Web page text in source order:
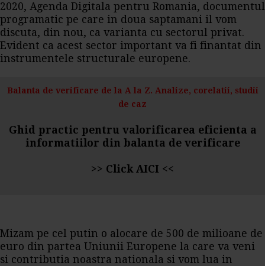
2020, Agenda Digitala pentru Romania, documentul
programatic pe care in doua saptamani il vom
discuta, din nou, ca varianta cu sectorul privat.
Evident ca acest sector important va fi finantat din
instrumentele structurale europene.
Balanta de verificare de la A la Z. Analize, corelatii, studii
de caz
Ghid practic pentru valorificarea eficienta a
informatiilor din balanta de verificare
>> Click AICI <<
Mizam pe cel putin o alocare de 500 de milioane de
euro din partea Uniunii Europene la care va veni
si contributia noastra nationala si vom lua in